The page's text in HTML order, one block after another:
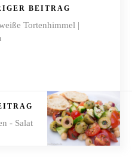
BEITRAG
Tortenhimmel |
- Salat